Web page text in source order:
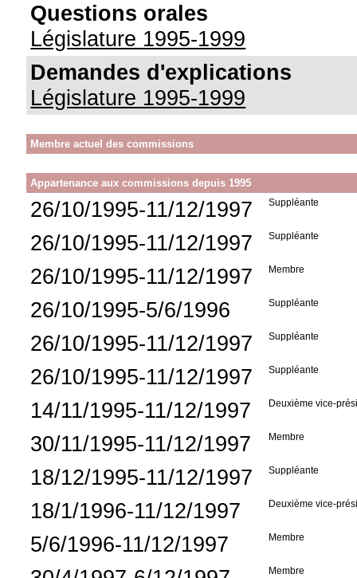
Questions orales
Législature 1995-1999
Demandes d'explications
Législature 1995-1999
Membre actuel des commissions
Appartenance aux commissions depuis 1995
26/10/1995-11/12/1997 Suppléante
26/10/1995-11/12/1997 Suppléante
26/10/1995-11/12/1997 Membre
26/10/1995-5/6/1996 Suppléante
26/10/1995-11/12/1997 Suppléante
26/10/1995-11/12/1997 Suppléante
14/11/1995-11/12/1997 Deuxième vice-
30/11/1995-11/12/1997 Membre
18/12/1995-11/12/1997 Suppléante
18/1/1996-11/12/1997 Deuxième vice-
5/6/1996-11/12/1997 Membre
Membre